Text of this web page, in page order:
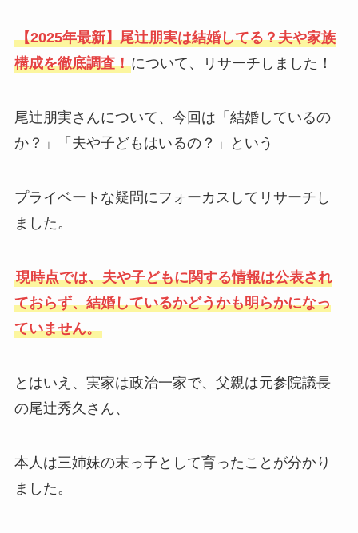
【2025年最新】尾辻朋実は結婚してる？夫や家族
構成を徹底調査！について、リサーチしました！
尾辻朋実さんについて、今回は「結婚しているの
か？」「夫や子どもはいるの？」という
プライベートな疑問にフォーカスしてリサーチし
ました。
現時点では、夫や子どもに関する情報は公表され
ておらず、結婚しているかどうかも明らかになっ
ていません。
とはいえ、実家は政治一家で、父親は元参院議長
の尾辻秀久さん、
本人は三姉妹の末っ子として育ったことが分かり
ました。